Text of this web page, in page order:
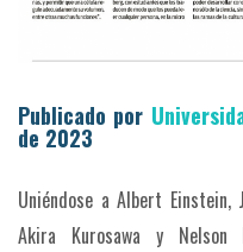
Publicado por
de 2023
Uniéndose a Albert Einstein,
Akira Kurosawa y Nelson